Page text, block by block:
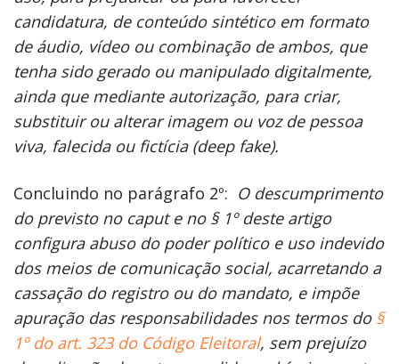
candidatura, de conteúdo sintético em formato
de áudio, vídeo ou combinação de ambos, que
tenha sido gerado ou manipulado digitalmente,
ainda que mediante autorização, para criar,
substituir ou alterar imagem ou voz de pessoa
viva, falecida ou fictícia (deep fake).
Concluindo no parágrafo 2º: O descumprimento
do previsto no caput e no § 1º deste artigo
configura abuso do poder político e uso indevido
dos meios de comunicação social, acarretando a
cassação do registro ou do mandato, e impõe
apuração das responsabilidades nos termos do §
1º do art. 323 do Código Eleitoral, sem prejuízo